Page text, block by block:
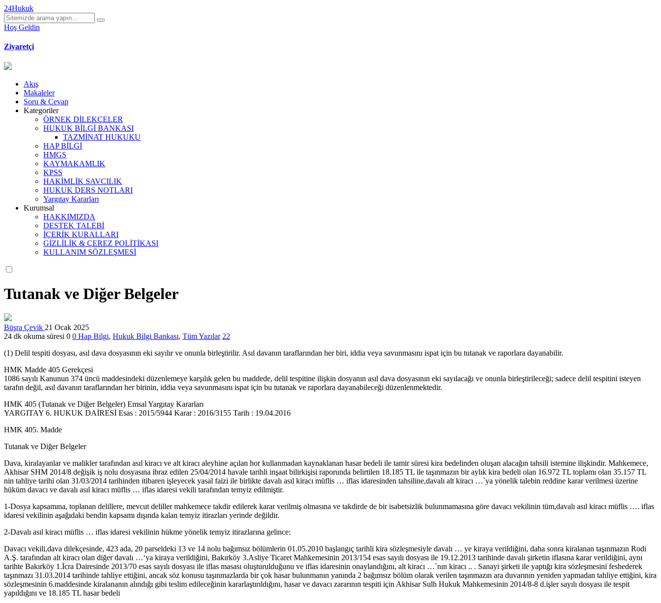
24Hukuk
Hoş Geldin
Ziyaretçi
Akış
Makaleler
Soru & Cevap
Kategoriler
ÖRNEK DİLEKÇELER
HUKUK BİLGİ BANKASI
TAZMİNAT HUKUKU
HAP BİLGİ
HMGS
KAYMAKAMLIK
KPSS
HAKİMLİK SAVCILIK
HUKUK DERS NOTLARI
Yargıtay Kararları
Kurumsal
HAKKIMIZDA
DESTEK TALEBİ
İÇERİK KURALLARI
GİZLİLİK & ÇEREZ POLİTİKASI
KULLANIM SÖZLEŞMESİ
Tutanak ve Diğer Belgeler
Büşra Çevik 21 Ocak 2025
24 dk okuma süresi 0 0 Hap Bilgi, Hukuk Bilgi Bankası, Tüm Yazılar 22
(1) Delil tespiti dosyası, asıl dava dosyasının eki sayılır ve onunla birleştirilir. Asıl davanın taraflarından her biri, iddia veya savunmasını ispat için bu tutanak ve raporlara dayanabilir.
HMK Madde 405 Gerekçesi
1086 sayılı Kanunun 374 üncü maddesindeki düzenlemeye karşılık gelen bu maddede, delil tespitine ilişkin dosyanın asıl dava dosyasının eki sayılacağı ve onunla birleştirileceği; sadece delil tespitini isteyen
tarafın değil, asıl davanın taraflarından her birinin, iddia veya savunmasını ispat için bu tutanak ve raporlara dayanabileceği düzenlenmektedir.
HMK 405 (Tutanak ve Diğer Belgeler) Emsal Yargıtay Kararları
YARGITAY 6. HUKUK DAİRESİ Esas : 2015/5944 Karar : 2016/3155 Tarih : 19.04.2016
HMK 405. Madde
Tutanak ve Diğer Belgeler
Dava, kiralayanlar ve malikler tarafından asıl kiracı ve alt kiracı aleyhine açılan hor kullanmadan kaynaklanan hasar bedeli ile tamir süresi kira bedelinden oluşan alacağın tahsili istemine ilişkindir. Mahkemece,
Akhisar SHM 2014/8 değişik iş nolu dosyasına ibraz edilen 25/04/2014 havale tarihli inşaat bilirkişisi raporunda belirtilen 18.185 TL ile taşınmazın bir aylık kira bedeli olan 16.972 TL toplamı olan 35.157 TL
nin tahliye tarihi olan 31/03/2014 tarihinden itibaren işleyecek yasal faizi ile birlikte davalı asıl kiracı müflis … iflas idaresinden tahsiline,davalı alt kiracı …`ya yönelik talebin reddine karar verilmesi üzerine
hüküm davacı ve davalı asıl kiracı müflis … iflas idaresi vekili tarafından temyiz edilmiştir.
1-Dosya kapsamına, toplanan delillere, mevcut deliller mahkemece takdir edilerek karar verilmiş olmasına ve takdirde de bir isabetsizlik bulunmamasına göre davacı vekilinin tüm,davalı asıl kiracı müflis …. iflas
idaresi vekilinin aşağıdaki bendin kapsamı dışında kalan temyiz itirazları yerinde değildir.
2-Davalı asıl kiracı müflis … iflas idaresi vekilinin hükme yönelik temyiz itirazlarına gelince:
Davacı vekili,dava dilekçesinde, 423 ada, 20 parseldeki 13 ve 14 nolu bağımsız bölümlerin 01.05.2010 başlangıç tarihli kira sözleşmesiyle davalı … ye kiraya verildiğini, daha sonra kiralanan taşınmazın Rodi
A.Ş. tarafından alt kiracı olan diğer davalı …‘ya kiraya verildiğini, Bakırköy 3.Asliye Ticaret Mahkemesinin 2013/154 esas sayılı dosyası ile 19.12.2013 tarihinde davalı şirketin iflasına karar verildiğini, aynı
tarihte Bakırköy 1.İcra Dairesinde 2013/70 esas sayılı dosyası ile iflas masası oluşturulduğunu ve iflas idaresinin onaylandığını, alt kiracı …`nın kiracı .. . Sanayi şirketi ile yaptığı kira sözleşmesini feshederek
taşınmazı 31.03.2014 tarihinde tahliye ettiğini, ancak söz konusu taşınmazlarda bir çok hasar bulunmanın yanında 2 bağımsız bölüm olarak verilen taşınmazın ara duvarının yeniden yapmadan tahliye ettiğini, kira
sözleşmesinin 6.maddesinde kiralananın alındığı gibi teslim edileceğinin kararlaştırıldığını, hasar ve davacı zararının tespiti için Akhisar Sulh Hukuk Mahkemesinin 2014/8-8 d.işler sayılı dosyası ile tespit
yapıldığını ve 18.185 TL hasar bedeli